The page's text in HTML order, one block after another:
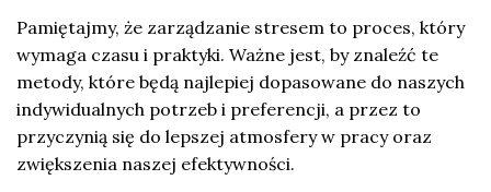
Pamiętajmy, że zarządzanie stresem to proces, który
wymaga czasu i praktyki. Ważne jest, by znaleźć te
metody, które będą najlepiej dopasowane do naszych
indywidualnych potrzeb i preferencji, a przez to
przyczynią się do lepszej atmosfery w pracy oraz
zwiększenia naszej efektywności.